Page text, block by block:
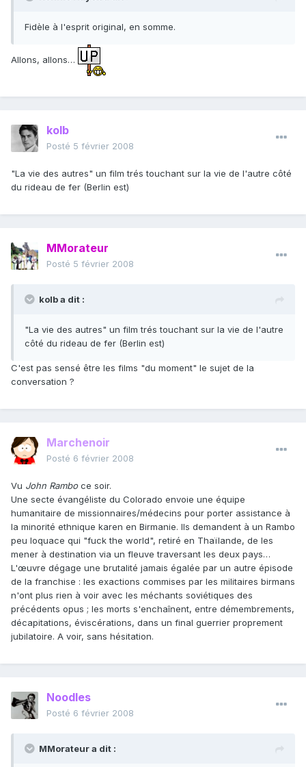
Fidèle à l'esprit original, en somme.
Allons, allons…
kolb
Posté 5 février 2008
"La vie des autres" un film trés touchant sur la vie de l'autre côté
du rideau de fer (Berlin est)
MMorateur
Posté 5 février 2008
kolb a dit :
"La vie des autres" un film trés touchant sur la vie de l'autre
côté du rideau de fer (Berlin est)
C'est pas sensé être les films "du moment" le sujet de la
conversation ?
Marchenoir
Posté 6 février 2008
Vu John Ramboce soir.
Une secte évangéliste du Colorado envoie une équipe
humanitaire de missionnaires/médecins pour porter assistance à
la minorité ethnique karen en Birmanie. Ils demandent à un Rambo
peu loquace qui "fuck the world", retiré en Thaïlande, de les
mener à destination via un fleuve traversant les deux pays…
L'œuvre dégage une brutalité jamais égalée par un autre épisode
de la franchise : les exactions commises par les militaires birmans
n'ont plus rien à voir avec les méchants soviétiques des
précédents opus ; les morts s'enchaînent, entre démembrements,
décapitations, éviscérations, dans un final guerrier proprement
jubilatoire. A voir, sans hésitation.
Noodles
Posté 6 février 2008
MMorateur a dit :